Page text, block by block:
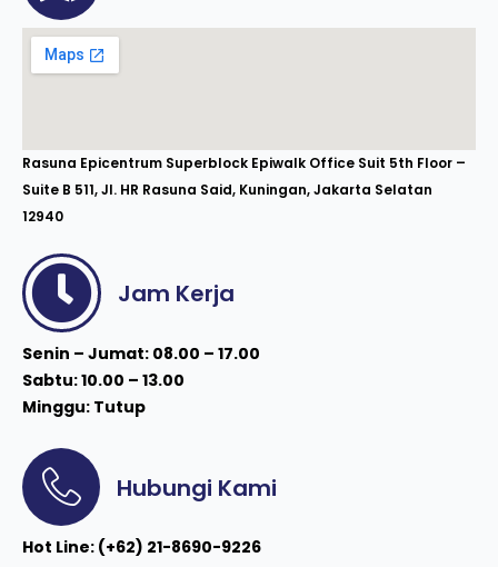
Rasuna Epicentrum Superblock Epiwalk Office Suit 5th Floor –
Suite B 511, Jl. HR Rasuna Said, Kuningan, Jakarta Selatan
12940
Jam Kerja
Senin – Jumat: 08.00 – 17.00
Sabtu: 10.00 – 13.00
Minggu: Tutup
Hubungi Kami
Hot Line: (+62) 21-8690-9226